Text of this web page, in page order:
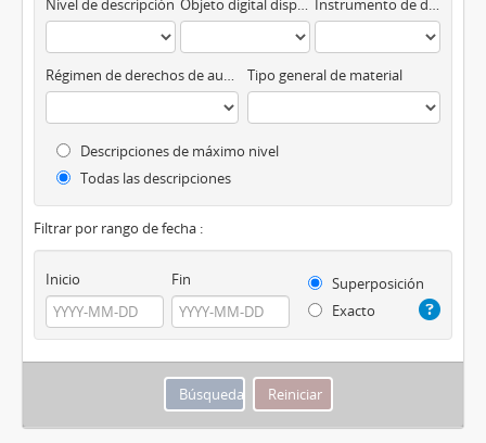
Nivel de descripción Objeto digital disponibles Instrumento de descripción
Régimen de derechos de autor Tipo general de material
Descripciones de máximo nivel
Todas las descripciones
Filtrar por rango de fecha :
Inicio Fin
Superposición
Exacto